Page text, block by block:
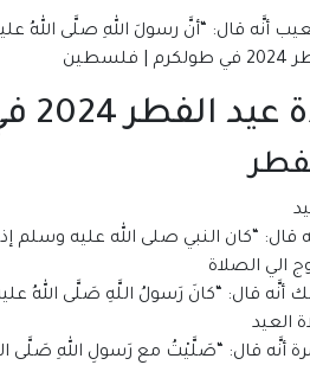
أنَّه قال: “أنَّ رسولَ اللهِ صلَّى اللهُ
في طولكرم | فلسطين
قال: “كان النبي صلى الله عليه وسلم
الي الصلاة
أنَّه قال: “كانَ رَسولُ اللَّهِ صَلَّى اللهُ
العيد
أنَّه قال: “صَلَّيْتُ مع رَسولِ اللهِ صَلَّى